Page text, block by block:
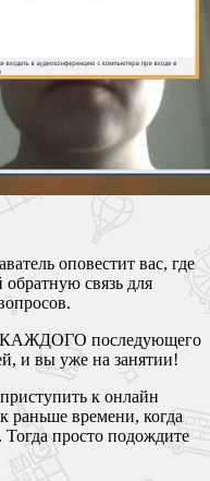
оповестит вас, где
связь для
КАЖДОГО последующего
и вы уже на занятии!
к онлайн
раньше времени, когда
просто подождите